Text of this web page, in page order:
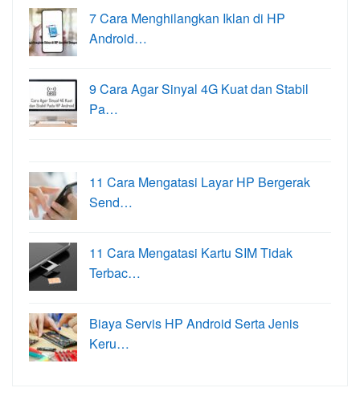
7 Cara Menghilangkan Iklan di HP
Android…
9 Cara Agar Sinyal 4G Kuat dan Stabil
Pa…
11 Cara Mengatasi Layar HP Bergerak
Send…
11 Cara Mengatasi Kartu SIM Tidak
Terbac…
Biaya Servis HP Android Serta Jenis
Keru…